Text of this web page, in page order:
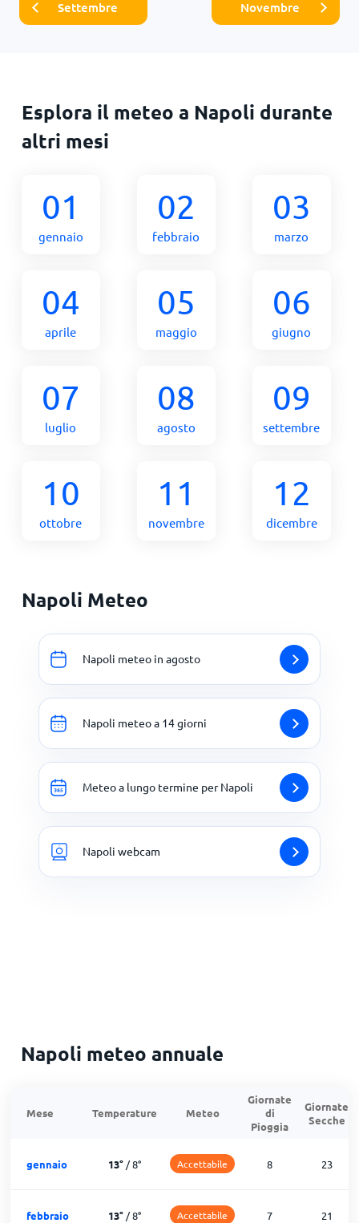
Settembre Novembre
Esplora il meteo a Napoli durante
altri mesi
01
gennaio
02
febbraio
03
marzo
04
aprile
05
maggio
06
giugno
07
luglio
08
agosto
09
settembre
10
ottobre
11
novembre
12
dicembre
Napoli Meteo
Napoli meteo in agosto
Napoli meteo a 14 giorni
Meteo a lungo termine per Napoli
Napoli webcam
Napoli meteo annuale
Mese Temperature Meteo
Giornate
di
Pioggia
Giornate
Secche
gennaio 13° /8° Accettabile 8 23
febbraio 13° /8° Accettabile 7 21